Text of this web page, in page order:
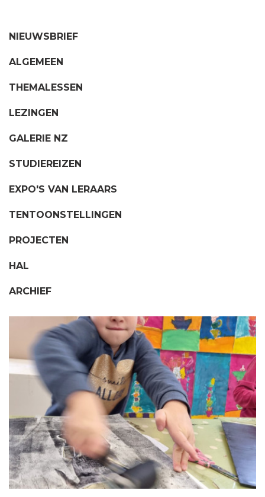
NIEUWSBRIEF
ALGEMEEN
THEMALESSEN
LEZINGEN
GALERIE NZ
STUDIEREIZEN
EXPO'S VAN LERAARS
TENTOONSTELLINGEN
PROJECTEN
HAL
ARCHIEF